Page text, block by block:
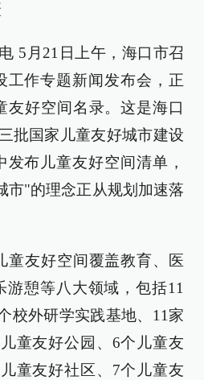
5月21日上午，海口市召
工作专题新闻发布会，正
友好空间名录。这是海口
批国家儿童友好城市建设
布儿童友好空间清单，
市"的理念正从规划加速落
童友好空间覆盖教育、医
憩等八大领域，包括11
校外研学实践基地、11家
童友好公园、6个儿童友
童友好社区、7个儿童友